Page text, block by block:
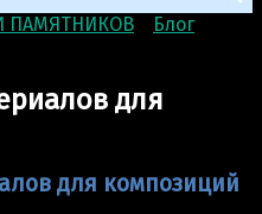
ПАМЯТНИКОВ Блог>
для
для композиций